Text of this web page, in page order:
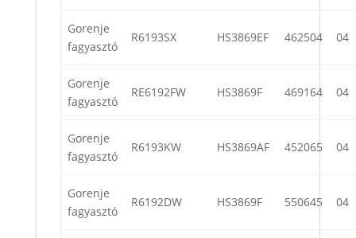
Gorenje
fagyasztó
R6193SX HS3869EF 462504 04
Gorenje
fagyasztó
RE6192FW HS3869F 469164 04
Gorenje
fagyasztó
R6193KW HS3869AF 452065 04
Gorenje
fagyasztó
R6192DW HS3869F 550645 04